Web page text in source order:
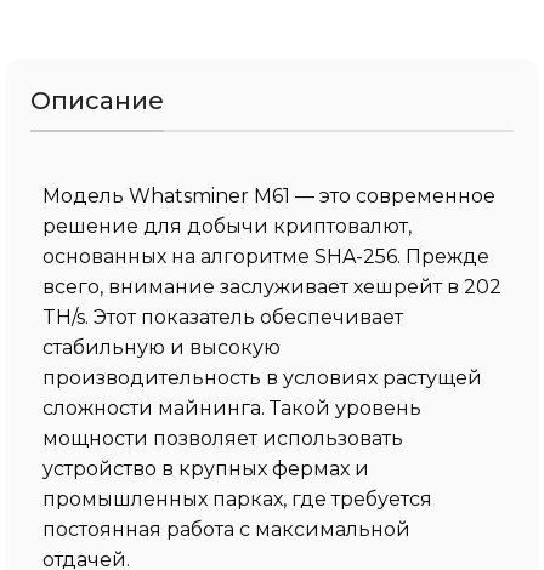
Описание
Модель Whatsminer M61 — это современное
решение для добычи криптовалют,
основанных на алгоритме SHA-256. Прежде
всего, внимание заслуживает хешрейт в 202
TH/s. Этот показатель обеспечивает
стабильную и высокую
производительность в условиях растущей
сложности майнинга. Такой уровень
мощности позволяет использовать
устройство в крупных фермах и
промышленных парках, где требуется
постоянная работа с максимальной
отдачей.